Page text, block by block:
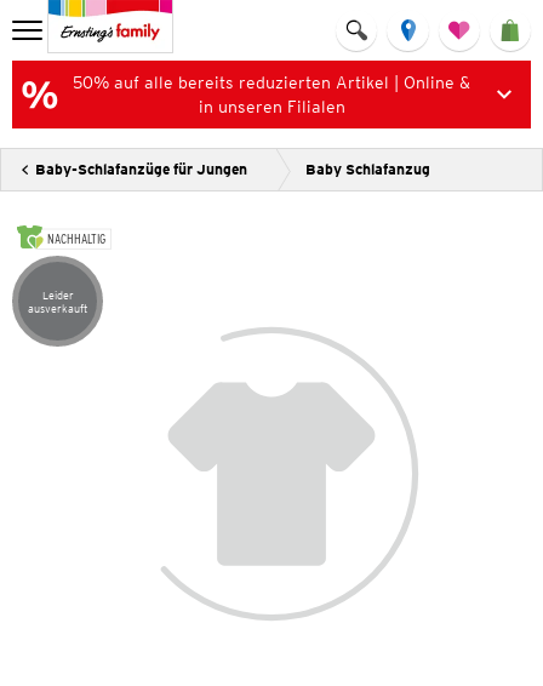
50% auf alle bereits reduzierten Artikel | Online &
in unseren Filialen
Baby-Schlafanzüge für Jungen Baby Schlafanzug
NACHHALTIG
Artikel leider ausverkauft
Leider
ausverkauft